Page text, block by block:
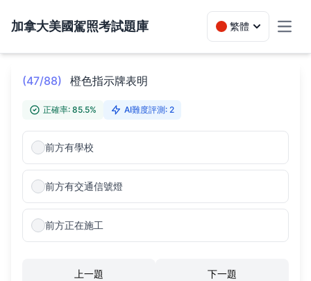
加拿大美國駕照考試題庫 繁體
(47/88) 橙色指示牌表明
正確率: 85.5% AI難度評測: 2
前方有學校
前方有交通信號燈
前方正在施工
上一題 下一題